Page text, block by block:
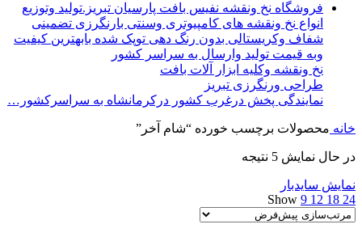
فروشگاه نخ ونقشه نفیس بافت پارسیان تبریز.تولید وتوزیع
انواع نخ ونقشه های کامپیوتری وسنتی بارنگرزی تضمینی
شفاف وکریستالی بدون رنگ دهی توپک شده بابهترین کیفیت
وبه قیمت تولید وارسال به سراسر کشور
نخ ونقشه وکلیه ابزار آلات بافت
طراحی ورنگرزی تبریز
نمایندگی پخش درغرب کشور درکرمانشاه به سراسرکشور…
خانه محصولات برچسب خورده “شام آخر”
در حال نمایش 5 نتیجه
نمایش سایدبار
Show 9 12 18 24